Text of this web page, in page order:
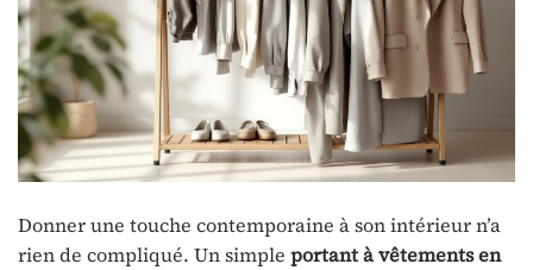
Donner une touche contemporaine à son intérieur n’a
rien de compliqué. Un simple portant à vêtements en